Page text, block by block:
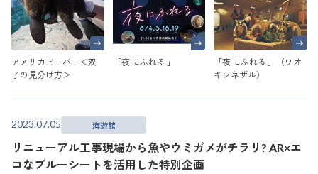
アメリカビーバー＜双
子の見分け方＞
「夜 にふれる 」
「夜 にふれる 」（ワオ
キツネザル）
2023.07.05 海遊館
リニューアル工事現場から魚やウミガメがチラリ? AR×エ
コなブルーシートを活用した特別企画